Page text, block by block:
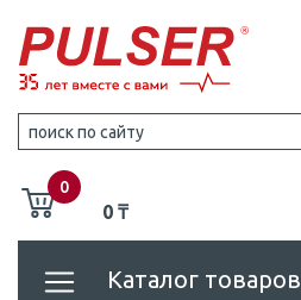
0
0 ₸
Каталог товаров